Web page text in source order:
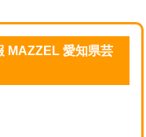
MAZZEL 愛知県芸